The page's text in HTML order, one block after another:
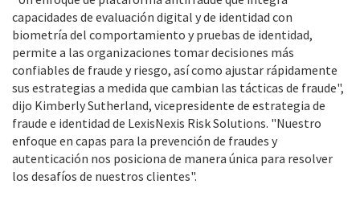
capacidades de evaluación digital y de identidad con
biometría del comportamiento y pruebas de identidad,
permite a las organizaciones tomar decisiones más
confiables de fraude y riesgo, así como ajustar rápidamente
sus estrategias a medida que cambian las tácticas de fraude",
dijo Kimberly Sutherland, vicepresidente de estrategia de
fraude e identidad de LexisNexis Risk Solutions. "Nuestro
enfoque en capas para la prevención de fraudes y
autenticación nos posiciona de manera única para resolver
los desafíos de nuestros clientes".